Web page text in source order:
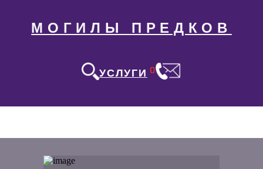
МОГИЛЫ ПРЕДКОВ
УСЛУГИ 0